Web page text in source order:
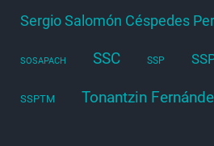
Sergio Salomón Céspedes
SOSAPACH SSC SSP
SSPTM Tonantzin